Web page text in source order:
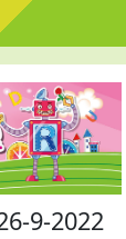
9-2022